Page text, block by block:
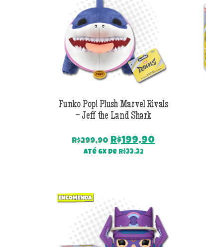
Funko Pop! Plush Marvel Rivals
– Jeff the Land Shark
R$299,90 O
preço
R$199,90O
Até 6x de R$33,32